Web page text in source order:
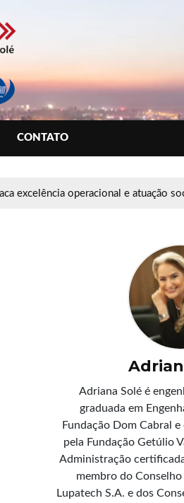
CONTATO
excelência operacional e atuação
Adriana Solé é
graduada em
Fundação Dom Cabral
pela Fundação Getúlio
Administração
membro do
Lupatech S.A. e dos